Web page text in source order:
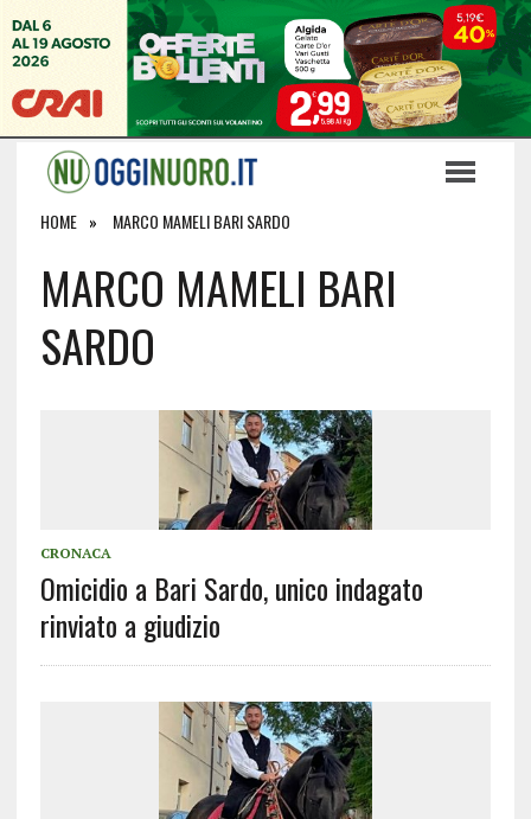
HOME MARCO MAMELI BARI SARDO
MARCO MAMELI BARI
SARDO
CRONACA
Omicidio a Bari Sardo, unico indagato
rinviato a giudizio